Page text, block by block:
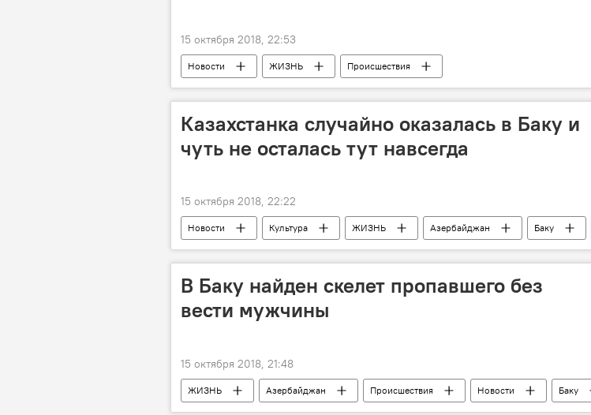
15 октября 2018, 22:53
Новости ЖИЗНЬ Происшествия
Казахстанка случайно оказалась в Баку и
чуть не осталась тут навсегда
15 октября 2018, 22:22
Новости Культура ЖИЗНЬ Азербайджан Баку
В Баку найден скелет пропавшего без
вести мужчины
15 октября 2018, 21:48
ЖИЗНЬ Азербайджан Происшествия Новости Баку